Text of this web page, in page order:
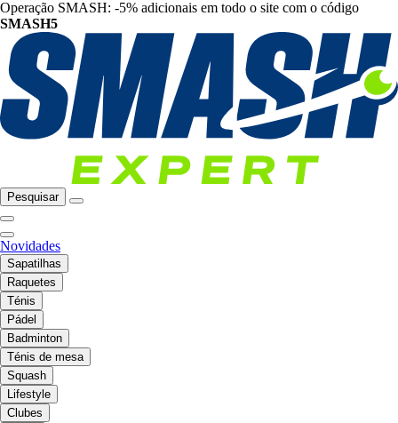
Operação SMASH: -5% adicionais em todo o site com o código
SMASH5
Pesquisar
Novidades
Sapatilhas
Raquetes
Ténis
Pádel
Badminton
Ténis de mesa
Squash
Lifestyle
Clubes